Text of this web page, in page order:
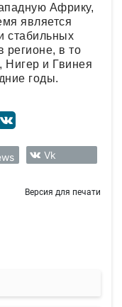
Африку,
является
стабильных
регионе, в то
Нигер и Гвинея
годы.
Vk
Версия для печати